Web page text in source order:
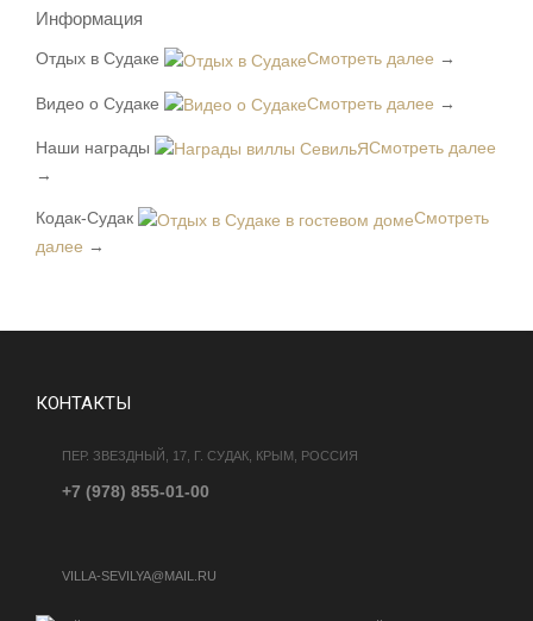
Информация
Отдых в Судаке Смотреть далее →
Видео о Судаке Смотреть далее →
Наши награды
Смотреть далее
→
Кодак-Судак
Смотреть
далее →
КОНТАКТЫ
ПЕР. ЗВЕЗДНЫЙ, 17, Г. СУДАК, КРЫМ, РОССИЯ
+7 (978) 855-01-00
VILLA-SEVILYA@MAIL.RU